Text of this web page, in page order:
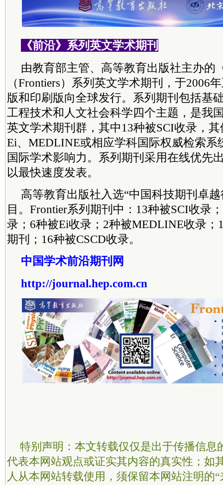
《前沿》系列英文学术期刊
由教育部主管、高等教育出版社主办的
（Frontiers）系列英文学术期刊，于2006
版和印刷版向全球发行。系列期刊包括基
工程技术和人文社会科学四个主题，是我
英文学术期刊群，其中13种被SCI收录，
Ei、MEDLINE或相应学科国际权威检索系
国际学术影响力。系列期刊采用在线优先
以最快速度发表。
高等教育出版社入选“中国科技期刊卓
目。Frontier系列期刊中：13种被SCI收录
录；6种被Ei收录；2种被MEDLINE收录；
期刊；16种被CSCD收录。
中国学术前沿期刊网
http://journal.hep.com.cn
特别声明：本文转载仅仅是出于传播信息
代表本网站观点或证实其内容的真实性；如
人从本网站转载使用，须保留本网站注明的